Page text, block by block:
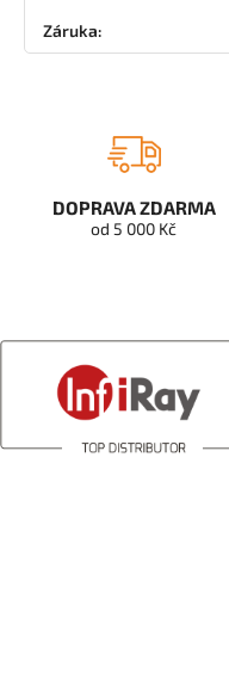
Záruka:
DOPRAVA ZDARMA
od 5 000 Kč